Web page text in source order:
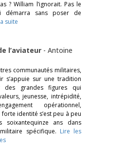
? William l’ignorait. Pas le
démarra sans poser de
suite
l’aviateur - Antoine
communautés militaires,
s’appuie sur une tradition
des grandes figures qui
jeunesse, intrépidité,
opérationnel,
identité s’est peu à peu
soixantequinze ans dans
spécifique. Lire les